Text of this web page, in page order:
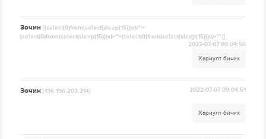
Зочин[(select(0)from(select(sleep(15)))v)/*'+
(select(0)from(select(sleep(15)))v)+'"+(select(0)from(select(sleep(15)))v)+"*/]
2022-07-07 09:04:56
Хариулт бичих
Зочин[196.196.203.214] 2022-07-07 09:04:51
Хариулт бичих